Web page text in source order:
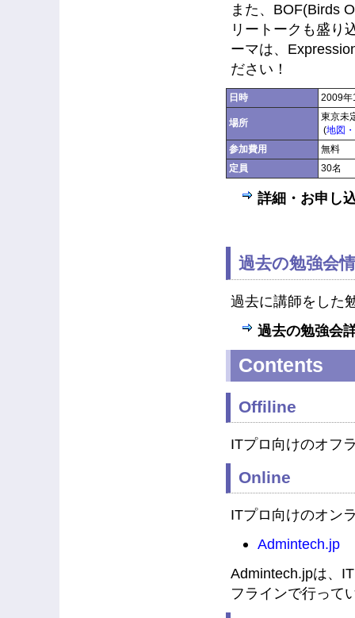
また、BOF(Birds
リートークも盛り
ーマは、
ださい！
日時 2009年
場所
東京未
(地図
参加費用
無料
定員
30名
詳細・お申し
過去の勉強会
過去に講師をした
過去の勉強会
Contents
Offiline
ITプロ向けのオフ
Online
ITプロ向けのオン
Admintech.jp
Admintech.jpは、
フラインで行って